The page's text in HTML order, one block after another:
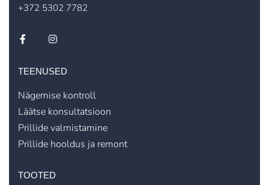
+372 5302 7782
TEENUSED
Nägemise kontroll
Läätse konsultatsioon
Prillide valmistamine
Prillide hooldus ja remont
TOOTED